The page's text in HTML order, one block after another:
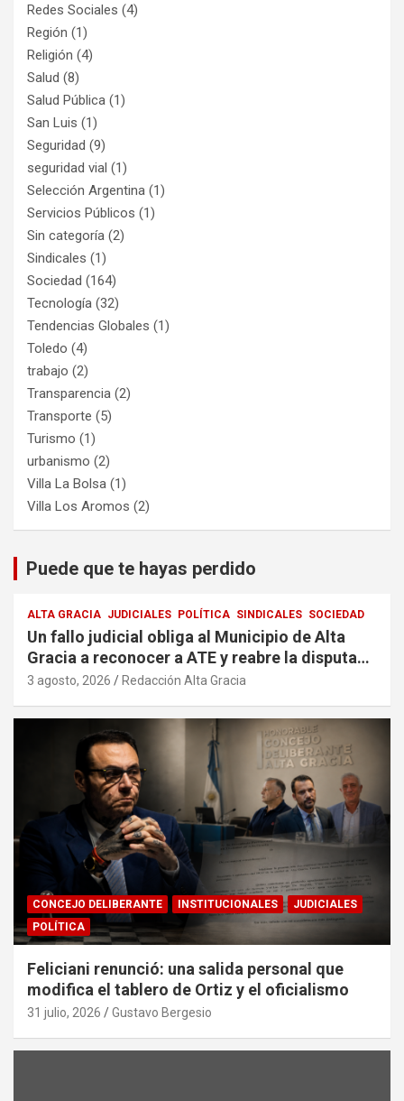
Redes Sociales (4)
Región (1)
Religión (4)
Salud (8)
Salud Pública (1)
San Luis (1)
Seguridad (9)
seguridad vial (1)
Selección Argentina (1)
Servicios Públicos (1)
Sin categoría (2)
Sindicales (1)
Sociedad (164)
Tecnología (32)
Tendencias Globales (1)
Toledo (4)
trabajo (2)
Transparencia (2)
Transporte (5)
Turismo (1)
urbanismo (2)
Villa La Bolsa (1)
Villa Los Aromos (2)
Puede que te hayas perdido
ALTA GRACIA JUDICIALES POLÍTICA SINDICALES SOCIEDAD
Un fallo judicial obliga al Municipio de Alta
Gracia a reconocer a ATE y reabre la disputa
por la representación sindical
3 agosto, 2026 Redacción Alta Gracia
CONCEJO DELIBERANTE INSTITUCIONALES
JUDICIALES
POLÍTICA
Feliciani renunció: una salida personal que
modifica el tablero de Ortiz y el oficialismo
31 julio, 2026 Gustavo Bergesio